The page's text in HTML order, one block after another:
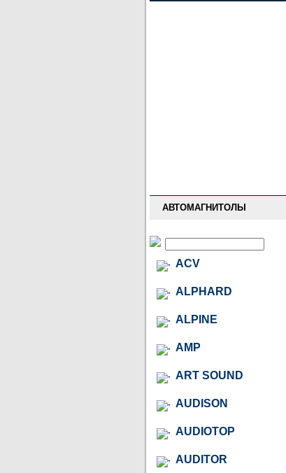
АВТОМАГНИТОЛЫ
ACV
ALPHARD
ALPINE
AMP
ART SOUND
AUDISON
AUDIOTOP
AUDITOR